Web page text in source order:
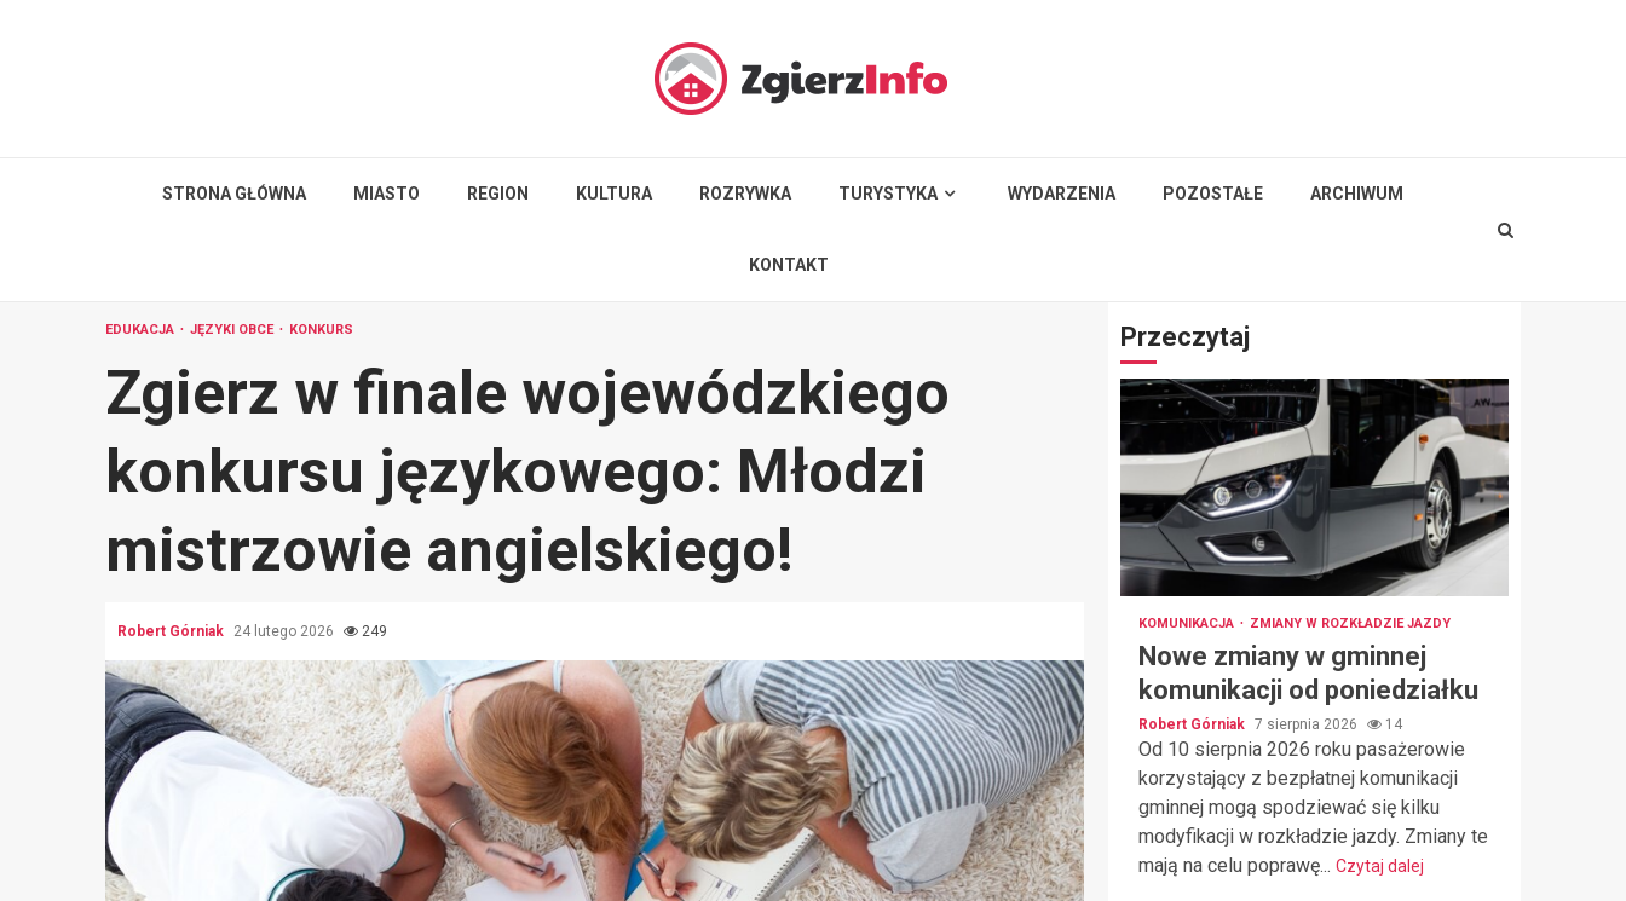
STRONA GŁÓWNA MIASTO REGION KULTURA ROZRYWKA TURYSTYKA WYDARZENIA POZOSTAŁE ARCHIWUM
KONTAKT
EDUKACJA JĘZYKI OBCE KONKURS
Zgierz w finale wojewódzkiego
konkursu językowego: Młodzi
mistrzowie angielskiego!
Robert Górniak 24 lutego 2026 249
Przeczytaj
KOMUNIKACJA ZMIANY W ROZKŁADZIE JAZDY
Nowe zmiany w gminnej
komunikacji od poniedziałku
Robert Górniak 7 sierpnia 2026 14
Od 10 sierpnia 2026 roku pasażerowie
korzystający z bezpłatnej komunikacji
gminnej mogą spodziewać się kilku
modyfikacji w rozkładzie jazdy. Zmiany te
mają na celu poprawę... Czytaj dalej